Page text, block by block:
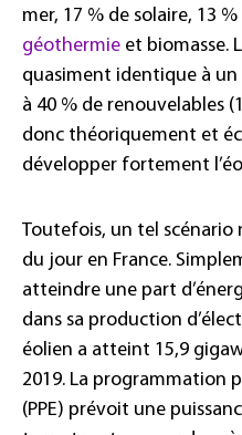
mer, 17 % de solaire, 13 %
géothermie et biomasse.
quasiment identique à
à 40 % de renouvelables
donc théoriquement et
développer fortement
Toutefois, un tel scénario
du jour en France.
atteindre une part
dans sa production
éolien a atteint 15,9
2019. La programmation
(PPE) prévoit une